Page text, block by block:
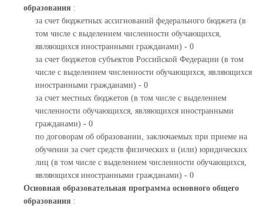
образования :
за счет бюджетных ассигнований федерального бюджета (в
том числе с выделением численности обучающихся,
являющихся иностранными гражданами) - 0
за счет бюджетов субъектов Российской Федерации (в том
числе с выделением численности обучающихся, являющихся
иностранными гражданами) - 0
за счет местных бюджетов (в том числе с выделением
численности обучающихся, являющихся иностранными
гражданами) - 0
по договорам об образовании, заключаемых при приеме на
обучении за счет средств физических и (или) юридических
лиц (в том числе с выделением численности обучающихся,
являющихся иностранными гражданами) - 0
Основная образовательная программа основного общего
образования :